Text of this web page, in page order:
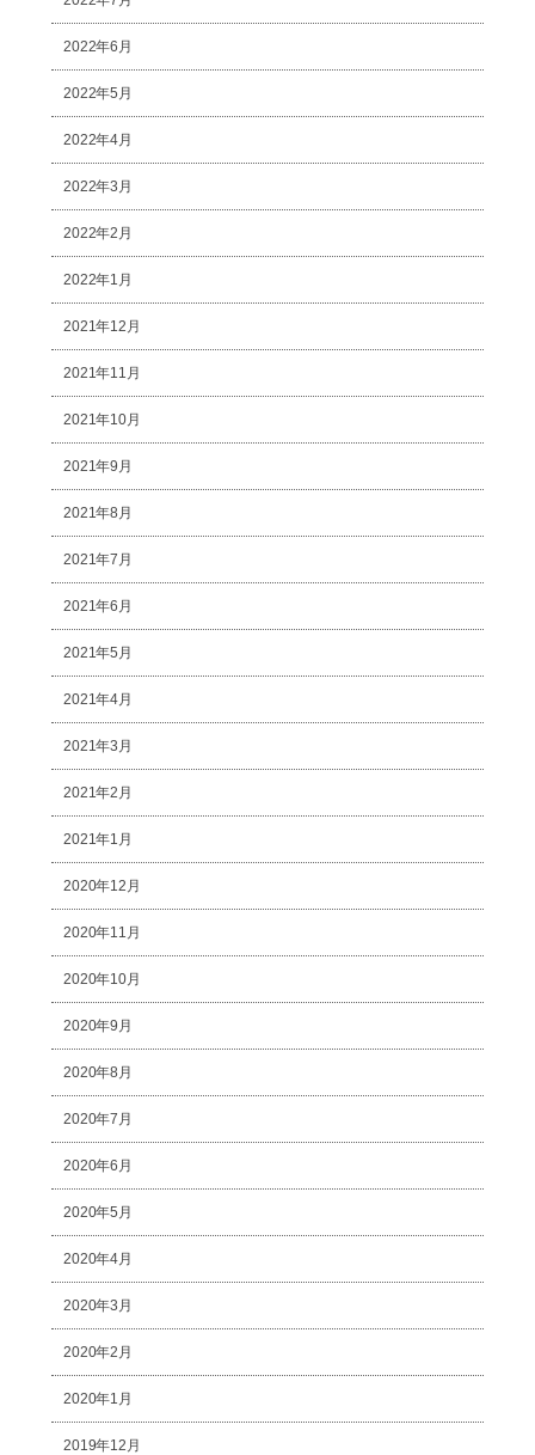
2022年6月
2022年5月
2022年4月
2022年3月
2022年2月
2022年1月
2021年12月
2021年11月
2021年10月
2021年9月
2021年8月
2021年7月
2021年6月
2021年5月
2021年4月
2021年3月
2021年2月
2021年1月
2020年12月
2020年11月
2020年10月
2020年9月
2020年8月
2020年7月
2020年6月
2020年5月
2020年4月
2020年3月
2020年2月
2020年1月
2019年12月